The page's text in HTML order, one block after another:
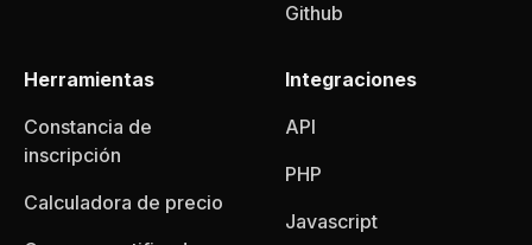
Github
Herramientas
Constancia de
inscripción
Calculadora de precio
Integraciones
API
PHP
Javascript